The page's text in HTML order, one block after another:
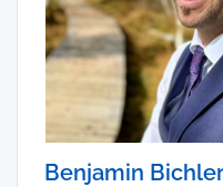
Benjamin Bichler